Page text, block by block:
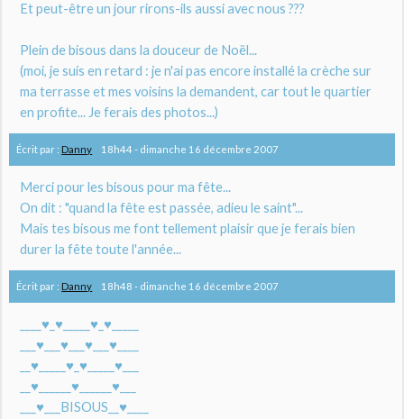
Et peut-être un jour rirons-ils aussi avec nous ???
Plein de bisous dans la douceur de Noël...
(moi, je suis en retard : je n'ai pas encore installé la crèche sur
ma terrasse et mes voisins la demandent, car tout le quartier
en profite... Je ferais des photos...)
Écrit par : Danny 18h44 - dimanche 16 décembre 2007
Merci pour les bisous pour ma fête...
On dit : "quand la fête est passée, adieu le saint"...
Mais tes bisous me font tellement plaisir que je ferais bien
durer la fête toute l'année...
Écrit par : Danny 18h48 - dimanche 16 décembre 2007
____♥_♥_____♥_♥_____
___♥___♥___♥___♥____
__♥_____♥_♥_____♥___
__♥______♥______♥___
___♥___BISOUS__♥____